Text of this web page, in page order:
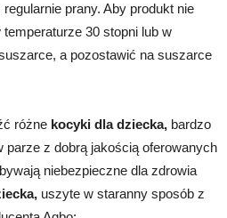
prany. Aby produkt nie
temperaturze 30 stopni lub w
a pozostawić na suszarce
różne kocyki dla dziecka, bardzo
z dobrą jakością oferowanych
bywają niebezpieczne dla zdrowia
uszyte w staranny sposób z